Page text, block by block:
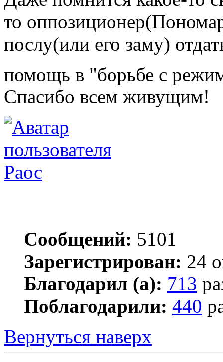
то
послу(или его заму)
помощь в "борьбе с
Спасибо всем живущим!
Раос
Сообщений: 5101
Зарегистрирован: 24
Благодарил (а): 713
Поблагодарили: 440
Вернуться наверх